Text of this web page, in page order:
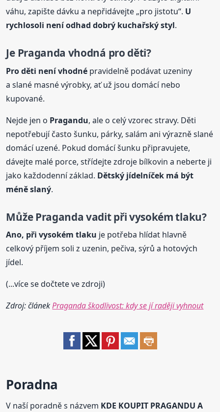
váhu, zapište dávku a nepřidávejte „pro jistotu“. U
rychlosoli není odhad dobrý kuchařský styl.
Je Praganda vhodná pro děti?
Pro děti není vhodné pravidelně podávat uzeniny
a slané masné výrobky, ať už jsou domácí nebo
kupované.
Nejde jen o Pragandu, ale o celý vzorec stravy. Děti
nepotřebují často šunku, párky, salám ani výrazně slané
domácí uzené. Pokud domácí šunku připravujete,
dávejte malé porce, střídejte zdroje bílkovin a neberte ji
jako každodenní základ. Dětský jídelníček má být
méně slaný.
Může Praganda vadit při vysokém tlaku?
Ano, při vysokém tlaku je potřeba hlídat hlavně
celkový příjem soli z uzenin, pečiva, sýrů a hotových
jídel.
(...více se dočtete ve zdroji)
Zdroj: článekPraganda škodlivost: kdy se jí raději vyhnout
Poradna
V naší poradně s názvem KDE KOUPIT PRAGANDU A